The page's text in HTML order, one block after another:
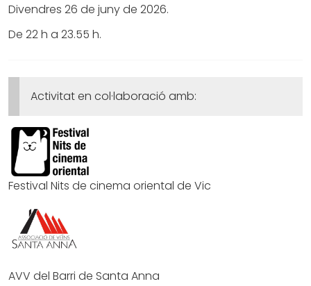
Divendres 26 de juny de 2026.
De 22 h a 23.55 h.
Activitat en col·laboració amb:
Festival Nits de cinema oriental de Vic
AVV del Barri de Santa Anna